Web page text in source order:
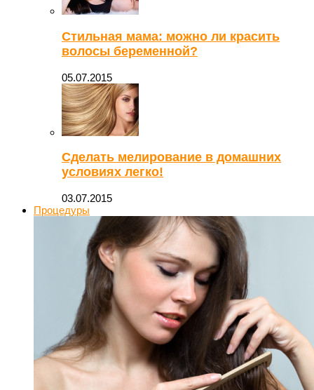
Стильная мама: можно ли красить
волосы беременной?
05.07.2015
Сделать мелирование в домашних
условиях легко!
03.07.2015
Процедуры